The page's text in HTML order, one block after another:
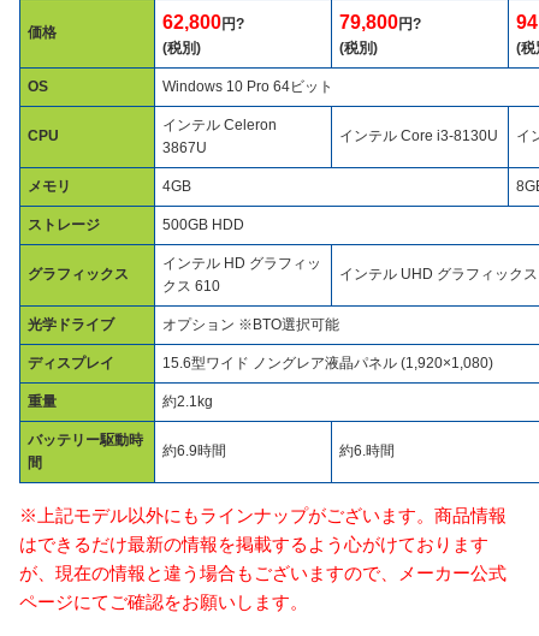
価格 62,800円?
(税別)
79,800円?
(税別)
(税
OS Windows 10 Pro 64ビット
CPU
インテル Celeron
3867U
インテル Core i3-8130U イ
メモリ 4GB
ストレージ 500GB HDD
グラフィックス
インテル HD グラフィッ
クス 610
インテル UHD グラフィック
光学ドライブ オプション ※BTO選択可能
ディスプレイ 15.6型ワイド ノングレア液晶パネル (1,920×1,080)
重量 約2.1kg
バッテリー駆動時
間
約6.9時間 約6.時間
※上記モデル以外にもラインナップがございます。商品情報
はできるだけ最新の情報を掲載するよう心がけております
が、現在の情報と違う場合もございますので、メーカー公式
ページにてご確認をお願いします。